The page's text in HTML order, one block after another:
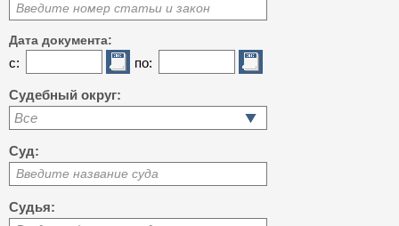
Введите номер статьи и закон
Дата документа:
с: по:
Судебный округ:
Все
Суд:
Введите название суда
Судья: